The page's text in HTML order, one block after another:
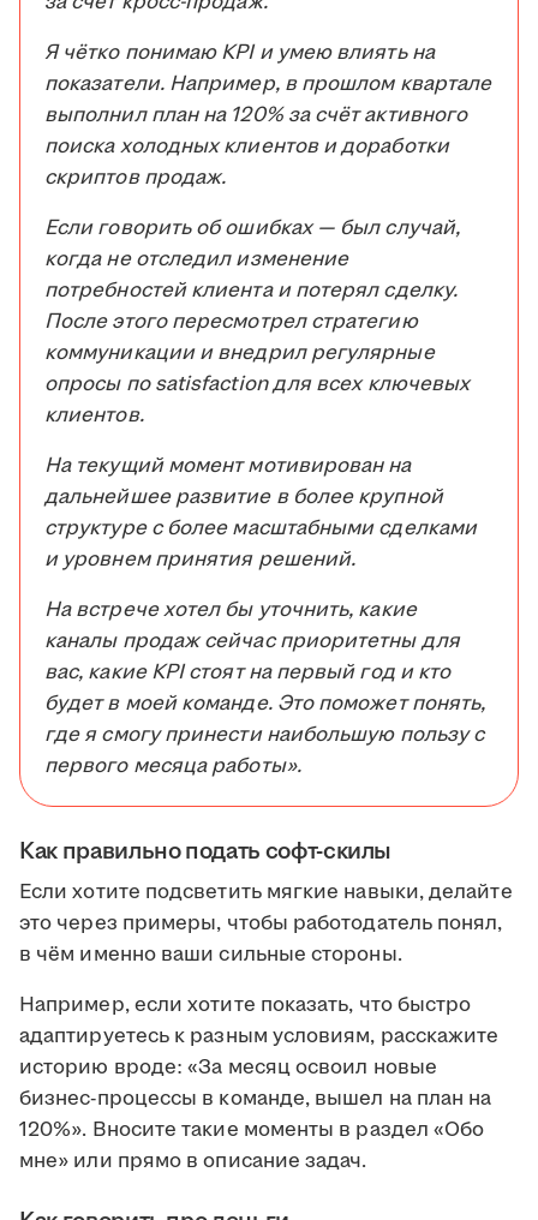
Я чётко понимаю KPI и умею влиять на
показатели. Например, в прошлом квартале
выполнил план на 120% за счёт активного
поиска холодных клиентов и доработки
скриптов продаж.
Если говорить об ошибках — был случай,
когда не отследил изменение
потребностей клиента и потерял сделку.
После этого пересмотрел стратегию
коммуникации и внедрил регулярные
опросы по satisfaction для всех ключевых
клиентов.
На текущий момент мотивирован на
дальнейшее развитие в более крупной
структуре с более масштабными сделками
и уровнем принятия решений.
На встрече хотел бы уточнить, какие
каналы продаж сейчас приоритетны для
вас, какие KPI стоят на первый год и кто
будет в моей команде. Это поможет понять,
где я смогу принести наибольшую пользу с
первого месяца работы».
Как правильно подать софт-скилы
Если хотите подсветить мягкие навыки, делайте
это через примеры, чтобы работодатель понял,
в чём именно ваши сильные стороны.
Например, если хотите показать, что быстро
адаптируетесь к разным условиям, расскажите
историю вроде: «За месяц освоил новые
бизнес-процессы в команде, вышел на план на
120%». Вносите такие моменты в раздел «Обо
мне» или прямо в описание задач.